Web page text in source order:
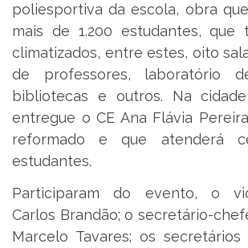
poliesportiva da escola, obra
mais de 1.200 estudantes, que
climatizados, entre estes, oito
de professores, laboratório
bibliotecas e outros. Na
entregue o CE Ana Flávia
reformado e que atenderá
estudantes.
Participaram do evento, o
Carlos Brandão; o secretário-
Marcelo Tavares; os